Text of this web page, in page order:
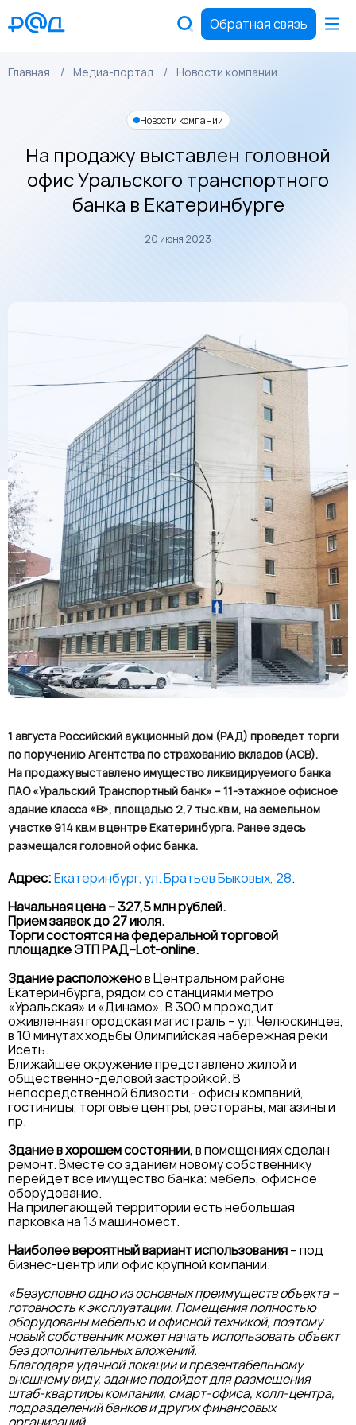
Обратная связь
Главная Медиа-портал Новости компании
Новости компании
На продажу выставлен головной
офис Уральского транспортного
банка в Екатеринбурге
20 июня 2023
1 августа Российский аукционный дом (РАД) проведет торги
по поручению Агентства по страхованию вкладов (АСВ).
На продажу выставлено имущество ликвидируемого банка
ПАО «Уральский Транспортный банк» – 11-этажное офисное
здание класса «В», площадью 2,7 тыс.кв.м, на земельном
участке 914 кв.м в центре Екатеринбурга. Ранее здесь
размещался головной офис банка.
Адрес:Екатеринбург, ул. Братьев Быковых, 28.
Начальная цена – 327,5 млн рублей.
Прием заявок до 27 июля.
Торги состоятся на федеральной торговой
площадке ЭТП РАД–Lot-online.
Здание расположенов Центральном районе
Екатеринбурга, рядом со станциями метро
«Уральская» и «Динамо». В 300 м проходит
оживленная городская магистраль – ул. Челюскинцев,
в 10 минутах ходьбы Олимпийская набережная реки
Исеть.
Ближайшее окружение представлено жилой и
общественно-деловой застройкой. В
непосредственной близости - офисы компаний,
гостиницы, торговые центры, рестораны, магазины и
пр.
Здание в хорошем состоянии,в помещениях сделан
ремонт. Вместе со зданием новому собственнику
перейдет все имущество банка: мебель, офисное
оборудование.
На прилегающей территории есть небольшая
парковка на 13 машиномест.
Наиболее вероятный вариант использования– под
бизнес-центр или офис крупной компании.
«Безусловно одно из основных преимуществ объекта –
готовность к эксплуатации. Помещения полностью
оборудованы мебелью и офисной техникой, поэтому
новый собственник может начать использовать объект
без дополнительных вложений.
Благодаря удачной локации и презентабельному
внешнему виду, здание подойдет для размещения
штаб-квартиры компании, смарт-офиса, колл-центра,
подразделений банков и других финансовых